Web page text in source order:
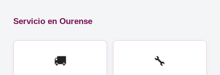
Servicio en Ourense
🚚 🔧